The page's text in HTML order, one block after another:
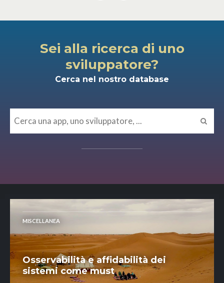
Sei alla ricerca di uno
sviluppatore?
Cerca nel nostro database
MISCELLANEA
Osservabilità e affidabilità dei
sistemi come must